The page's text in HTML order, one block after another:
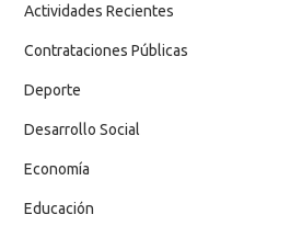
Actividades Recientes
Contrataciones Públicas
Deporte
Desarrollo Social
Economía
Educación